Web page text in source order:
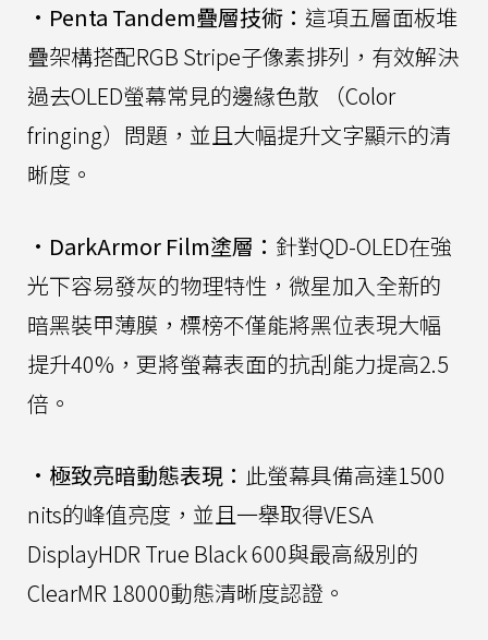
• Penta Tandem疊層技術： 這項五層面板堆
疊架構搭配RGB Stripe子像素排列，有效解決
過去OLED螢幕常見的邊緣色散 （Color
fringing）問題，並且大幅提升文字顯示的清
晰度。
• DarkArmor Film塗層： 針對QD-OLED在強
光下容易發灰的物理特性，微星加入全新的
暗黑裝甲薄膜，標榜不僅能將黑位表現大幅
提升40%，更將螢幕表面的抗刮能力提高2.5
倍。
• 極致亮暗動態表現： 此螢幕具備高達1500
nits的峰值亮度，並且一舉取得VESA
DisplayHDR True Black 600與最高級別的
ClearMR 18000動態清晰度認證。